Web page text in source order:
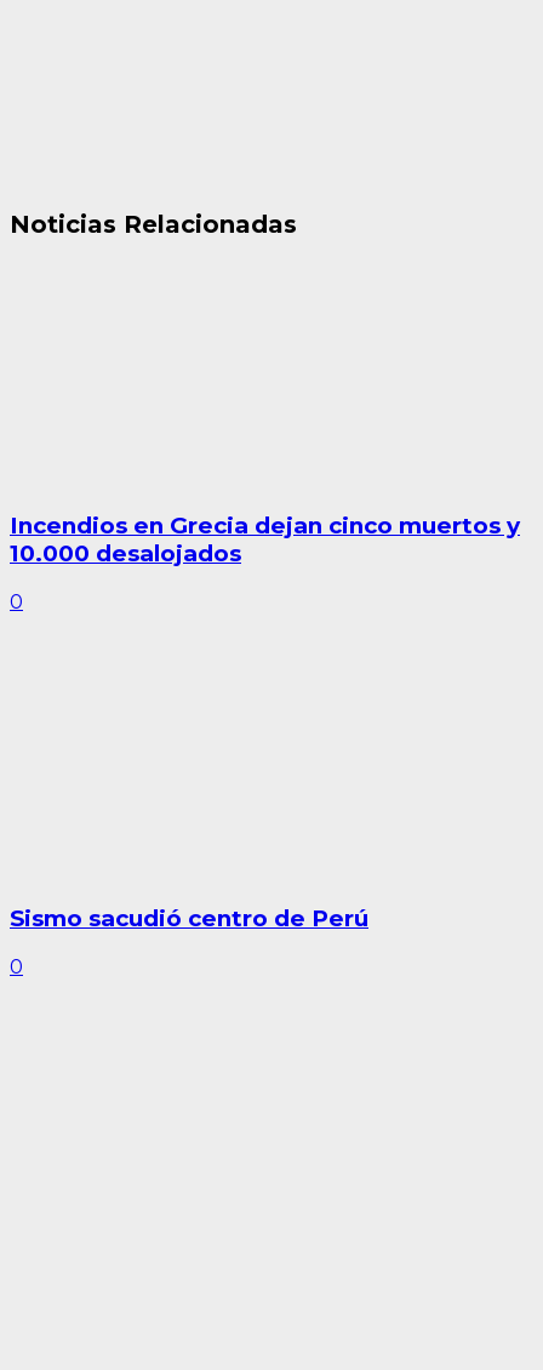
Noticias Relacionadas
Incendios en Grecia dejan cinco muertos y
10.000 desalojados
0
Sismo sacudió centro de Perú
0